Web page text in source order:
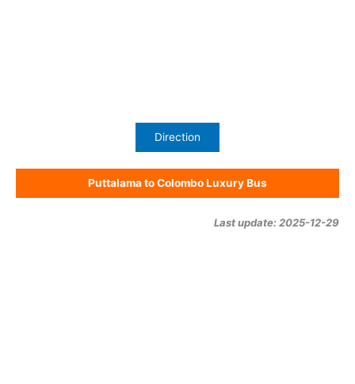
Direction
Puttalama to Colombo Luxury Bus
Last update: 2025-12-29